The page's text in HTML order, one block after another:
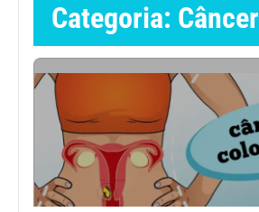
Bem estar
Vida Saudável
Saúde da mulher
Categoria: Câncer